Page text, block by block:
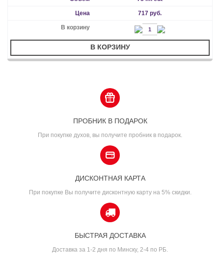
717 руб.
В КОРЗИНУ
ПРОБНИК В ПОДАРОК
При покупке духов, вы получите пробник в подарок.
ДИСКОНТНАЯ КАРТА
При покупке Вы получите дисконтную карту на 5% скидки.
БЫСТРАЯ ДОСТАВКА
Доставка за 1-2 дня по Минску, 2-4 по РБ.